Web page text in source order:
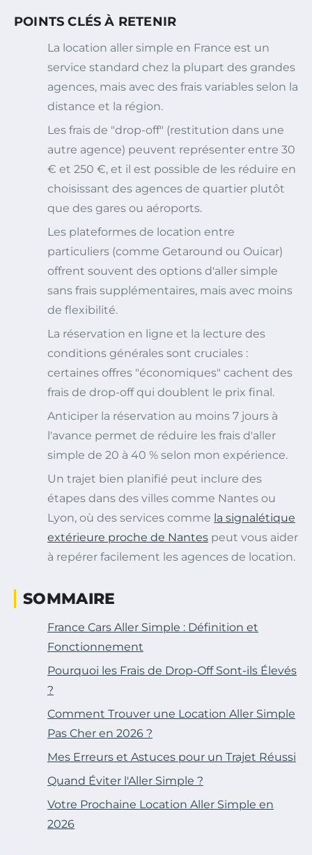
POINTS CLÉS À RETENIR
La location aller simple en France est un
service standard chez la plupart des grandes
agences, mais avec des frais variables selon la
distance et la région.
Les frais de "drop-off" (restitution dans une
autre agence) peuvent représenter entre 30
€ et 250 €, et il est possible de les réduire en
choisissant des agences de quartier plutôt
que des gares ou aéroports.
Les plateformes de location entre
particuliers (comme Getaround ou Ouicar)
offrent souvent des options d'aller simple
sans frais supplémentaires, mais avec moins
de flexibilité.
La réservation en ligne et la lecture des
conditions générales sont cruciales :
certaines offres "économiques" cachent des
frais de drop-off qui doublent le prix final.
Anticiper la réservation au moins 7 jours à
l'avance permet de réduire les frais d'aller
simple de 20 à 40 % selon mon expérience.
Un trajet bien planifié peut inclure des
étapes dans des villes comme Nantes ou
Lyon, où des services comme la signalétique
extérieure proche de Nantes peut vous aider
à repérer facilement les agences de location.
SOMMAIRE
France Cars Aller Simple : Définition et
Fonctionnement
Pourquoi les Frais de Drop-Off Sont-ils Élevés
?
Comment Trouver une Location Aller Simple
Pas Cher en 2026 ?
Mes Erreurs et Astuces pour un Trajet Réussi
Quand Éviter l'Aller Simple ?
Votre Prochaine Location Aller Simple en
2026